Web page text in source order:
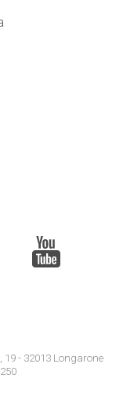
- 32013 Longarone